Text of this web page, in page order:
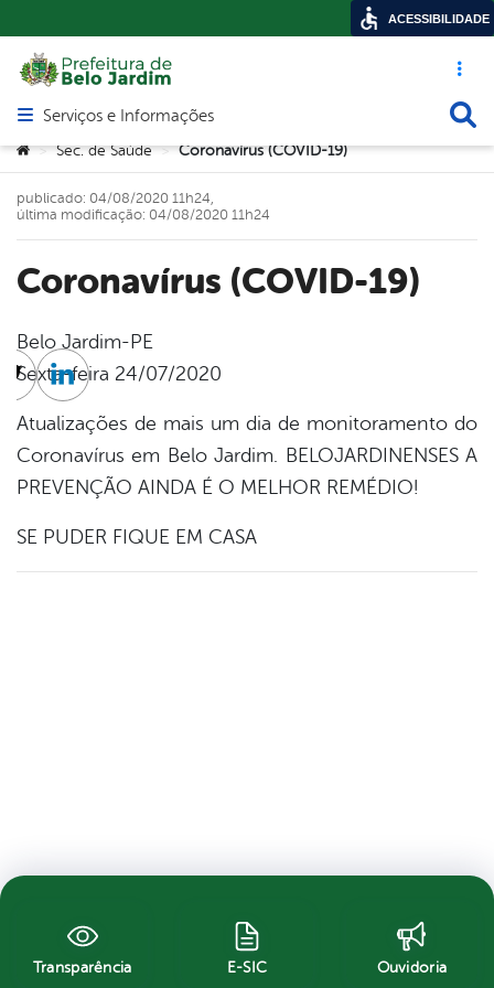
Acesso
Abrir menu principal de navegação
Serviços e Informações
Você está aqui:
> Sec. de Saúde > Coronavírus (COVID-19)
Coronavírus (COVID-19)
publicado: 04/08/2020 11h24,
última modificação: 04/08/2020 11h24
Belo Jardim-PE
Sexta-feira 24/07/2020
Atualizações de mais um dia de monitoramento do
Coronavírus em Belo Jardim. BELOJARDINENSES A
PREVENÇÃO AINDA É O MELHOR REMÉDIO!
SE PUDER FIQUE EM CASA
TwitterLinkedin
Transparência E-SIC Ouvidoria
ACESSIBILIDADE